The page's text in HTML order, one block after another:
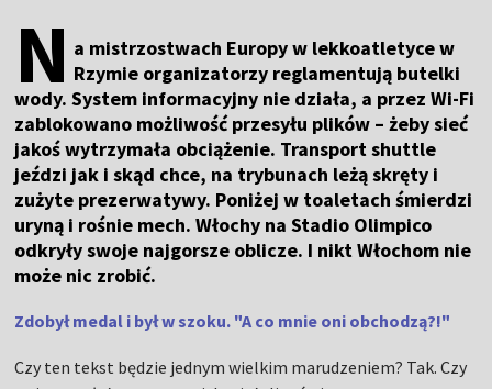
N a mistrzostwach Europy w lekkoatletyce w
Rzymie organizatorzy reglamentują butelki
wody. System informacyjny nie działa, a przez Wi-Fi
zablokowano możliwość przesyłu plików – żeby sieć
jakoś wytrzymała obciążenie. Transport shuttle
jeździ jak i skąd chce, na trybunach leżą skręty i
zużyte prezerwatywy. Poniżej w toaletach śmierdzi
uryną i rośnie mech. Włochy na Stadio Olimpico
odkryły swoje najgorsze oblicze. I nikt Włochom nie
może nic zrobić.
Zdobył medal i był w szoku. "A co mnie oni obchodzą?!"
Czy ten tekst będzie jednym wielkim marudzeniem? Tak. Czy